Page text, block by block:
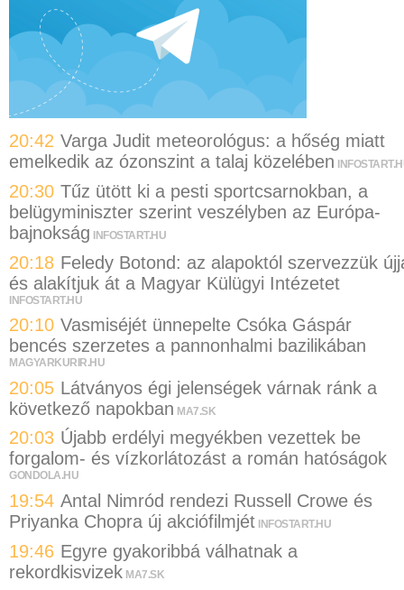
20:42 Varga Judit meteorológus: a hőség miatt
emelkedik az ózonszint a talaj közelében
20:30 Tűz ütött ki a pesti sportcsarnokban, a
belügyminiszter szerint veszélyben az Európa-
bajnokság
INFOSTART.HU
20:18 Feledy Botond: az alapoktól szervezzük
és alakítjuk át a Magyar Külügyi Intézetet
INFOSTART.HU
20:10 Vasmiséjét ünnepelte Csóka Gáspár
bencés szerzetes a pannonhalmi bazilikában
MAGYARKURIR.HU
20:05 Látványos égi jelenségek várnak ránk a
következő napokban MA7.SK
20:03 Újabb erdélyi megyékben vezettek be
forgalom- és vízkorlátozást a román hatóságok
GONDOLA.HU
19:54 Antal Nimród rendezi Russell Crowe és
Priyanka Chopra új akciófilmjét INFOSTART.HU
19:46 Egyre gyakoribbá válhatnak a
rekordkisvizek MA7.SK